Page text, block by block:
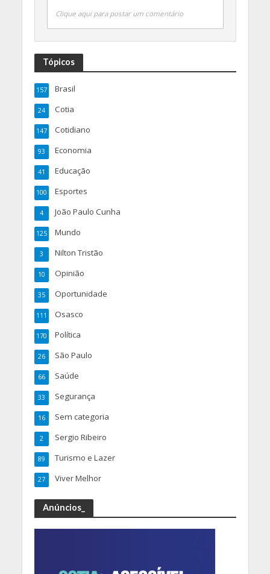
Clique aqui para postar um comentário
Tópicos
Brasil
157
Cotia
24
Cotidiano
147
Economia
93
Educação
41
Esportes
100
João Paulo Cunha
4
Mundo
125
Nilton Tristão
3
Opinião
10
Oportunidade
35
Osasco
111
Política
170
São Paulo
26
Saúde
66
Segurança
33
Sem categoria
16
Sergio Ribeiro
2
Turismo e Lazer
89
Viver Melhor
27
Anúncios_